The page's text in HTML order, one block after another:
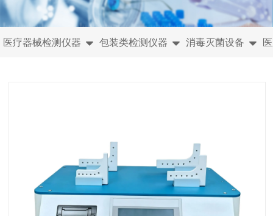
医疗器械检测仪器  包装类检测仪器  消毒灭菌设备 